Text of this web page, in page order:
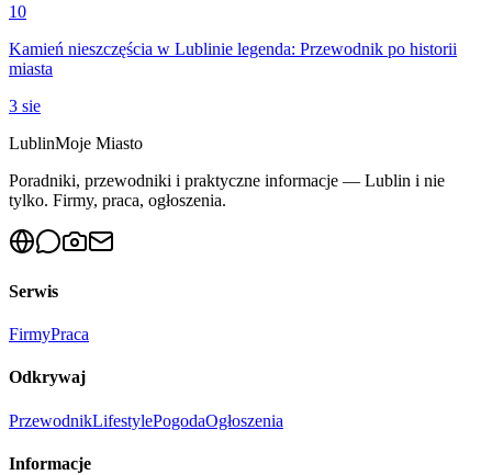
10
Kamień nieszczęścia w Lublinie legenda: Przewodnik po historii
miasta
3 sie
LublinMoje Miasto
Poradniki, przewodniki i praktyczne informacje — Lublin i nie
tylko. Firmy, praca, ogłoszenia.
Serwis
FirmyPraca
Odkrywaj
PrzewodnikLifestylePogodaOgłoszenia
Informacje